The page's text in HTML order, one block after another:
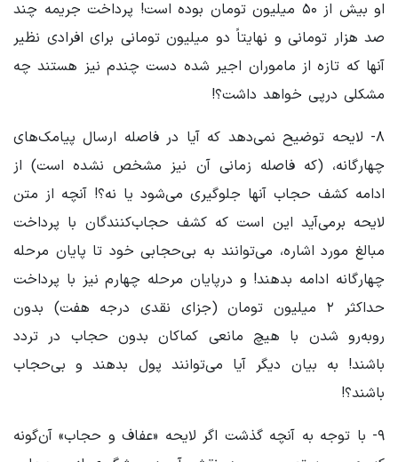
او بیش از ۵۰ میلیون تومان بوده است! پرداخت جریمه چند
صد هزار تومانی و نهایتاً دو میلیون تومانی برای افرادی نظیر
آنها که تازه از ماموران اجیر شده دست چندم نیز هستند چه
مشکلی درپی خواهد داشت؟!
۸- لایحه توضیح نمی‌دهد که آیا در فاصله ارسال پیامک‌های
چهارگانه، (که فاصله زمانی آن نیز مشخص نشده است) از
ادامه کشف حجاب آنها جلوگیری می‌شود یا نه؟! آنچه از متن
لایحه برمی‌آید این است که کشف حجاب‌کنندگان با پرداخت
مبالغ مورد اشاره، می‌توانند به بی‌حجابی خود تا پایان مرحله
چهارگانه ادامه بدهند! و درپایان مرحله چهارم نیز با پرداخت
حداکثر ۲ میلیون تومان (جزای نقدی درجه هفت) بدون
روبه‌رو شدن با هیچ مانعی کماکان بدون حجاب در تردد
باشند! به بیان دیگر آیا می‌توانند پول بدهند و بی‌حجاب
باشند؟!
۹- با توجه به آنچه گذشت اگر لایحه «عفاف و حجاب» آن‌گونه